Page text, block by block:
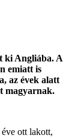
ki Angliába. A
emiatt is
az évek alatt
magyarnak.
ott lakott,